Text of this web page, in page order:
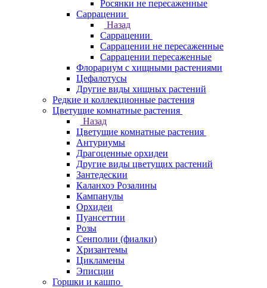
Росянки не пересаженные
Саррацении
Назад
Саррацении
Саррацении не пересаженные
Саррацении пересаженные
Флорариум с хищными растениями
Цефалотусы
Другие виды хищных растений
Редкие и коллекционные растения
Цветущие комнатные растения
Назад
Цветущие комнатные растения
Антуриумы
Драгоценные орхидеи
Другие виды цветущих растений
Зантедескии
Каланхоэ Розалины
Кампанулы
Орхидеи
Пуансеттии
Розы
Сенполии (фиалки)
Хризантемы
Цикламены
Эписции
Горшки и кашпо